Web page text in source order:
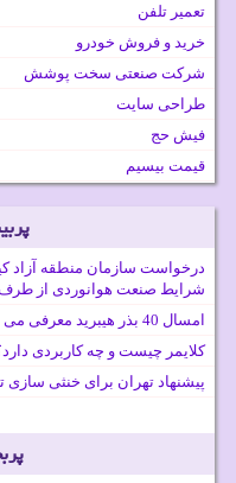
تعمیر تلفن
خرید و فروش خودرو
شرکت صنعتی سخت پوشش
طراحی سایت
فیش حج
قیمت بیسیم
درخواست سازمان منطقه آزاد
شرایط صنعت هوانوردی از
امسال 40 بذر هیبرید معرفی می شود
کلایمر چیست و چه کاربردی
پیشنهاد تهران برای خنثی سازی